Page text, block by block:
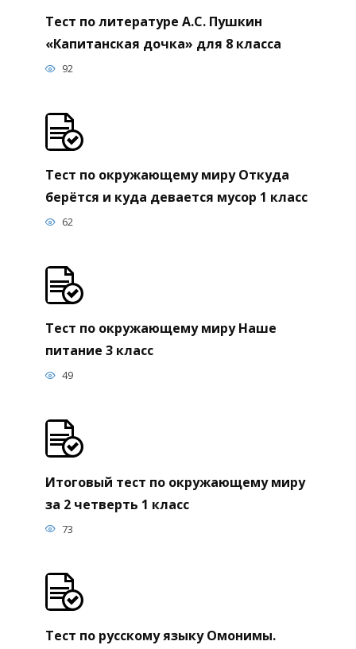
Тест по литературе А.С. Пушкин
«Капитанская дочка» для 8 класса
92
Тест по окружающему миру Откуда
берётся и куда девается мусор 1 класс
62
Тест по окружающему миру Наше
питание 3 класс
49
Итоговый тест по окружающему миру
за 2 четверть 1 класс
73
Тест по русскому языку Омонимы.